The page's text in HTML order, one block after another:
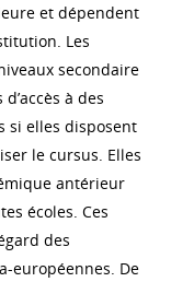
et dépendent
Les
secondaire
à des
si elles disposent
le cursus. Elles
antérieur
écoles. Ces
des
européennes. De